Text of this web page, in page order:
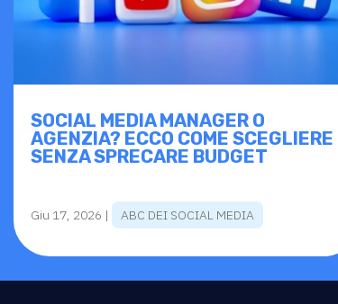
SOCIAL MEDIA MANAGER O
AGENZIA? ECCO COME SCEGLIERE
SENZA SPRECARE BUDGET
Giu 17, 2026 | ABC DEI SOCIAL MEDIA